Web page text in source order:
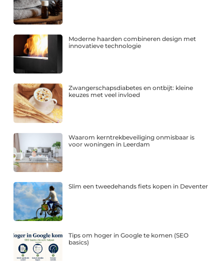
Moderne haarden combineren design met
innovatieve technologie
Zwangerschapsdiabetes en ontbijt: kleine
keuzes met veel invloed
Waarom kerntrekbeveiliging onmisbaar is
voor woningen in Leerdam
Slim een tweedehands fiets kopen in Deventer
Tips om hoger in Google te komen (SEO
basics)